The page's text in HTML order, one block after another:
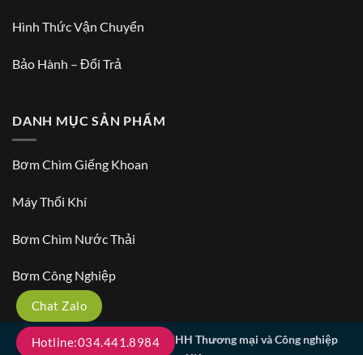
Hình Thức Vận Chuyển
Bảo Hành – Đổi Trả
DANH MỤC SẢN PHẨM
Bơm Chìm Giếng Khoan
Máy Thổi Khí
Bơm Chìm Nước Thải
Bơm Công Nghiệp
Copyright 2026 © Công ty TNHH Thương mại và Công nghiệp
Chat Zalo
Hotline:034.441.8984